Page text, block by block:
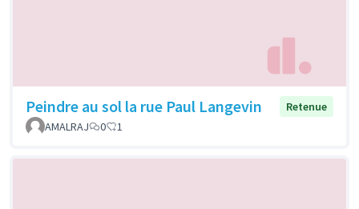
Peindre au sol la rue Paul Langevin
Retenue
AMALRAJ
0 1